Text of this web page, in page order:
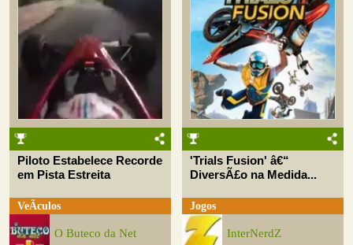
Piloto Estabelece Recorde
em Pista Estreita
VeÃ­culos
O Buteco da Net
'Trials Fusion' â€“
DiversÃ£o na Medida...
Jogos
InterNerdZ